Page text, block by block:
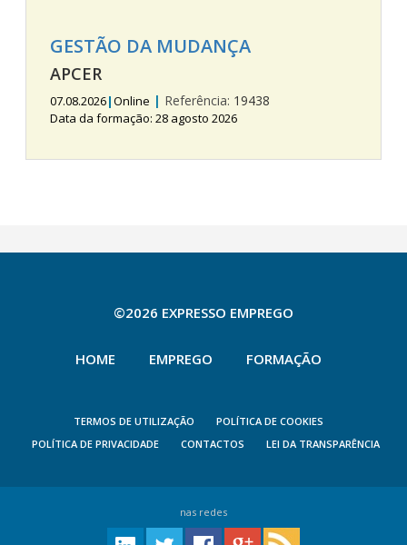
GESTÃO DA MUDANÇA
APCER
07.08.2026|Online | Referência: 19438
Data da formação: 28 agosto 2026
©2026 EXPRESSO EMPREGO
HOME EMPREGO FORMAÇÃO
TERMOS DE UTILIZAÇÃO
POLÍTICA DE COOKIES
POLÍTICA DE PRIVACIDADE
CONTACTOS LEI DA TRANSPARÊNCIA
nas redes